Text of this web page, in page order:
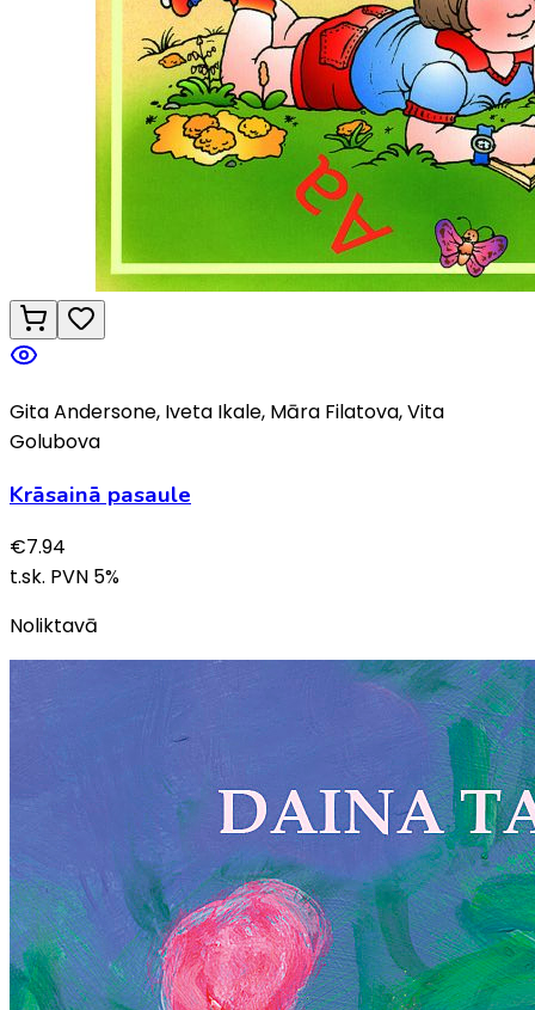
Gita Andersone, Iveta Ikale, Māra Filatova, Vita
Golubova
Krāsainā pasaule
€7.94
t.sk. PVN 5%
Noliktavā